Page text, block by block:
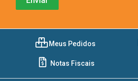
Meus Pedidos
Notas Fiscais